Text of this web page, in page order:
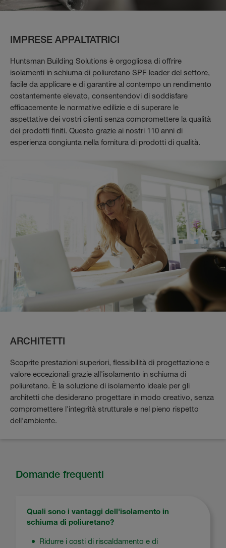
IMPRESE APPALTATRICI
Huntsman Building Solutions è orgogliosa di offrire
isolamenti in schiuma di poliuretano SPF leader del settore,
facile da applicare e di garantire al contempo un rendimento
costantemente elevato, consentendovi di soddisfare
efficacemente le normative edilizie e di superare le
aspettative dei vostri clienti senza compromettere la qualità
dei prodotti finiti. Questo grazie ai nostri 110 anni di
esperienza congiunta nella fornitura di prodotti di qualità.
ARCHITETTI
Scoprite prestazioni superiori, flessibilità di progettazione e
valore eccezionali grazie all'isolamento in schiuma di
poliuretano. È la soluzione di isolamento ideale per gli
architetti che desiderano progettare in modo creativo, senza
compromettere l'integrità strutturale e nel pieno rispetto
dell'ambiente.
Domande frequenti
Quali sono i vantaggi dell'isolamento in
schiuma di poliuretano?
Ridurre i costi di riscaldamento e di